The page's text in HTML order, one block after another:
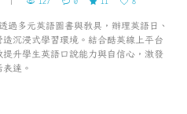
過多元英語圖書與教具，辦理英語日、
沉浸式學習環境。結合酷英線上平台
升學生英語口說能力與自信心，激發
達。